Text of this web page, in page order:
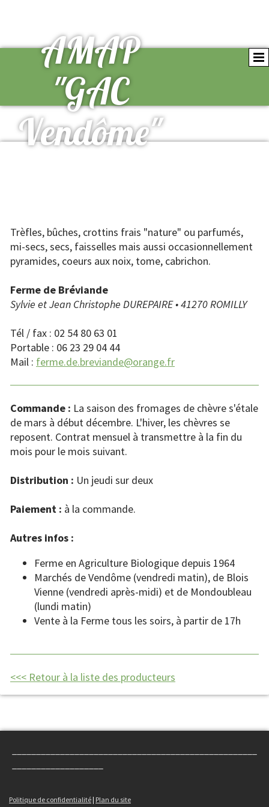
AMAP
"GAC
Vendôme"
Trèfles, bûches, crottins frais "nature" ou parfumés,
mi-secs, secs, faisselles mais aussi occasionnellement
pyramides, coeurs aux noix, tome, cabrichon.
Ferme de Bréviande
Sylvie et Jean Christophe DUREPAIRE • 41270 ROMILLY
Tél / fax : 02 54 80 63 01
Portable : 06 23 29 04 44
Mail : ferme.de.breviande@orange.fr
Commande : La saison des fromages de chèvre s'étale
de mars à début décembre. L'hiver, les chèvres se
reposent. Contrat mensuel à transmettre à la fin du
mois pour le mois suivant.
Distribution : Un jeudi sur deux
Paiement : à la commande.
Autres infos :
Ferme en Agriculture Biologique depuis 1964
Marchés de Vendôme (vendredi matin), de Blois
Vienne (vendredi après-midi) et de Mondoubleau
(lundi matin)
Vente à la Ferme tous les soirs, à partir de 17h
<<< Retour à la liste des producteurs
Politique de confidentialité | Plan du site